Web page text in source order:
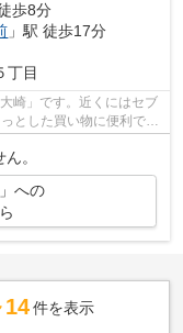
歩8分
」駅 徒歩17分
丁目
崎」です。近くにはセブ
とした買い物に便利で
。
への
14 件を表示